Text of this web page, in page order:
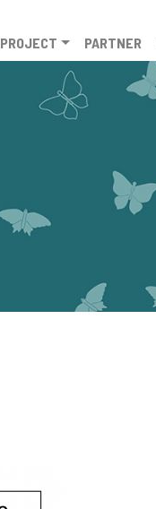
PROJECT PARTNER